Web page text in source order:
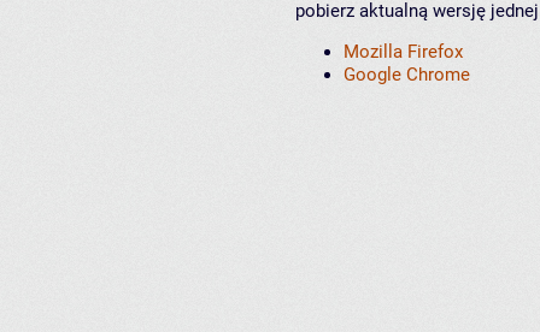
pobierz aktualną wersję
Mozilla Firefox
Google Chrome